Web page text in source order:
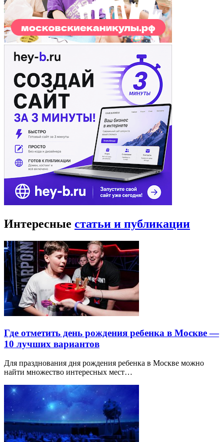
Интересные статьи и публикации
Где отметить день рождения ребенка в Москве —
10 лучших вариантов
Для празднования дня рождения ребенка в Москве можно
найти множество интересных мест…